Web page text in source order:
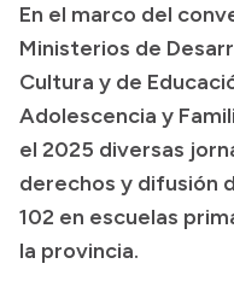
Presupuesto
Boletín Oficial
Compras y
Consulta de
Consulta de pago a
Convocatorias
Intranet
En el marco del
Ministerios de
Cultura y de
Adolescencia y
el 2025 diversas
derechos y difusión
102 en escuelas
la provincia.